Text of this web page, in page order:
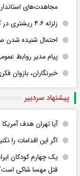
مجاهدت‌های
زلزله ۴.۶ ریشتری در کرمان/ زمین لرزه گلباف خسارتی نداشت
احتمال شنیده شدن
پیام مدیر روابط
خبرنگاران،
پیشنهاد سردبیر
آیا تهران هدف
اگر این اقدامات را
یک چهارم کودکان
قتل مهسا شاکی است/